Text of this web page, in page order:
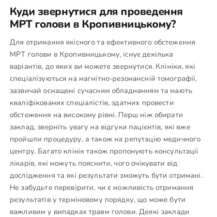
Куди звернутися для проведення
МРТ голови в Кропивницькому?
Для отримання якісного та ефективного обстеження
МРТ голови в Кропивницькому, існує декілька
варіантів, до яких ви можете звернутися. Клініки, які
спеціалізуються на магнітно-резонансній томографії,
зазвичай оснащені сучасним обладнанням та мають
кваліфікованих спеціалістів, здатних провести
обстеження на високому рівні. Перш ніж обирати
заклад, зверніть увагу на відгуки пацієнтів, які вже
пройшли процедуру, а також на репутацію медичного
центру. Багато клінік також пропонують консультації
лікарів, які можуть пояснити, чого очікувати від
дослідження та які результати зможуть бути отримані.
Не забудьте перевірити, чи є можливість отримання
результатів у терміновому порядку, що може бути
важливим у випадках травм голови. Деякі заклади